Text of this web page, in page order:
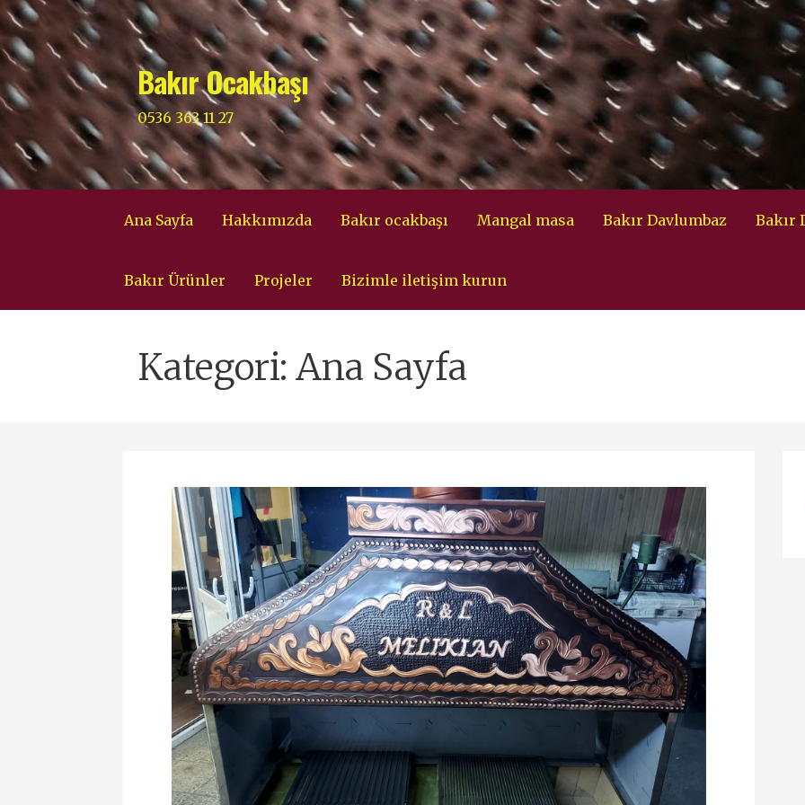
İçeriğe
atla
Bakır Ocakbaşı
0536 363 11 27
Ana Sayfa Hakkımızda Bakır ocakbaşı Mangal masa Bakır Davlumbaz Bakır
Bakır Ürünler Projeler Bizimle iletişim kurun
Kategori: Ana Sayfa